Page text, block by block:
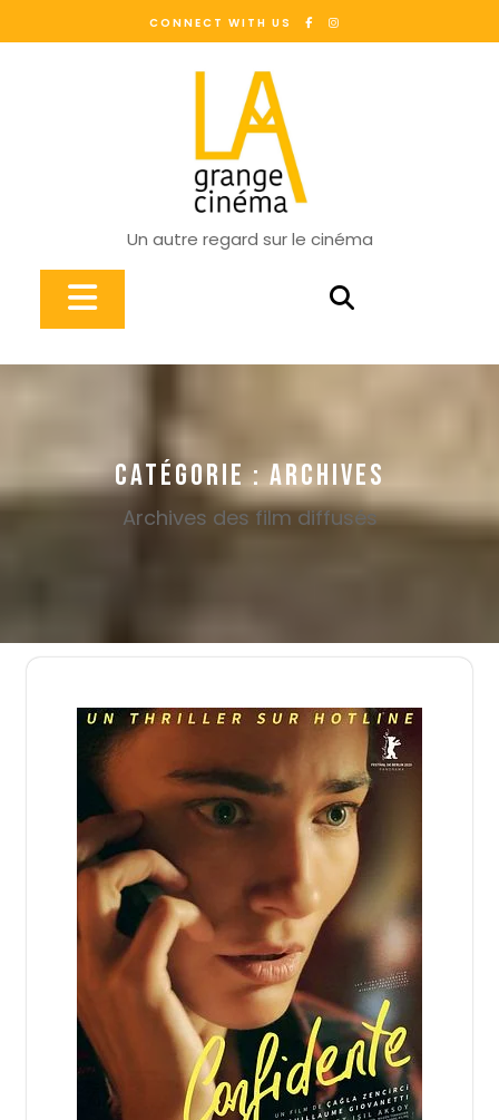
CONNECT WITH US
Un autre regard sur le cinéma
Open
CATÉGORIE :ARCHIVES
Archives des film diffusés